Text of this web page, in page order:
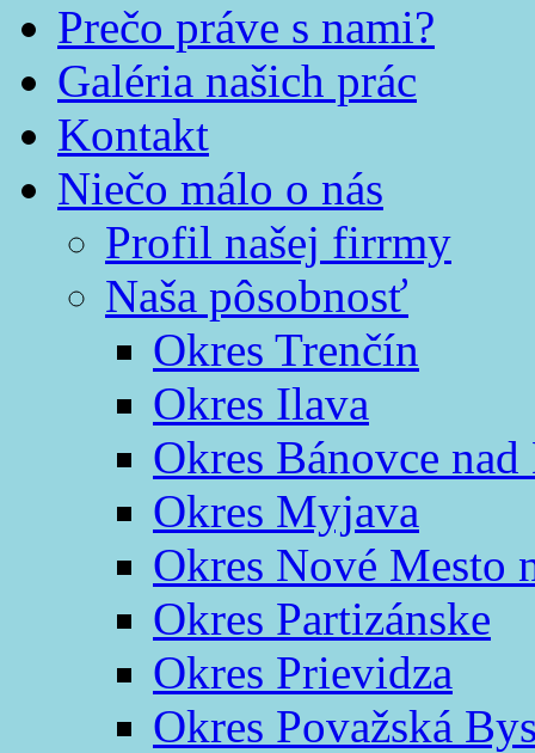
Prečo práve s nami?
Galéria našich prác
Kontakt
Niečo málo o nás
Profil našej firrmy
Naša pôsobnosť
Okres Trenčín
Okres Ilava
Okres Bánovce
Okres Myjava
Okres Nové Mesto
Okres Partizánske
Okres Prievidza
Okres Považská